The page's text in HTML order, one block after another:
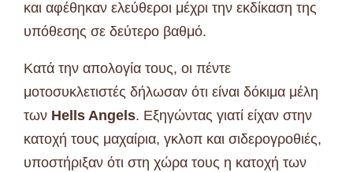
και αφέθηκαν ελεύθεροι μέχρι την εκδίκαση της
υπόθεσης σε δεύτερο βαθμό.
Κατά την απολογία τους, οι πέντε
μοτοσυκλετιστές δήλωσαν ότι είναι δόκιμα μέλη
των Hells Angels. Εξηγώντας γιατί είχαν στην
κατοχή τους μαχαίρια, γκλοπ και σιδερογροθιές,
υποστήριξαν ότι στη χώρα τους η κατοχή των